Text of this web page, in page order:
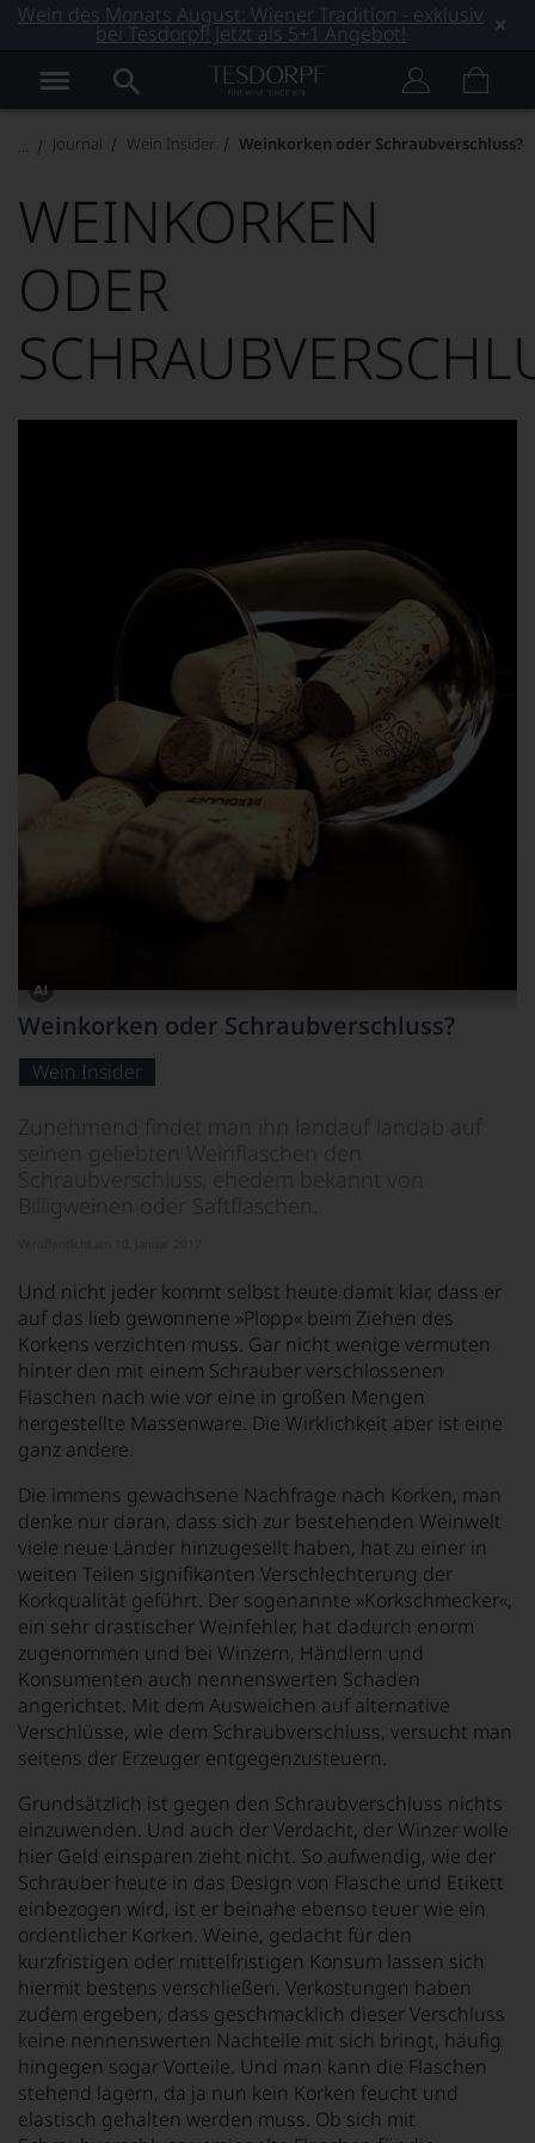
Wein des Monats August: Wiener Tradition - exklusiv
bei Tesdorpf! Jetzt als 5+1 Angebot!
Journal Wein Insider Weinkorken oder Schraubverschluss?
WEINKORKEN
ODER
Dieses
Bild
mithilfe
von
Weinkorken oder Schraubverschluss?
Wein Insider
Und nicht jeder kommt selbst heute damit klar, dass er
auf das lieb gewonnene »Plopp« beim Ziehen des
Korkens verzichten muss. Gar nicht wenige vermuten
hinter den mit einem Schrauber verschlossenen
Flaschen nach wie vor eine in großen Mengen
hergestellte Massenware. Die Wirklichkeit aber ist eine
ganz andere.
Die immens gewachsene Nachfrage nach Korken, man
denke nur daran, dass sich zur bestehenden Weinwelt
viele neue Länder hinzugesellt haben, hat zu einer in
weiten Teilen signifikanten Verschlechterung der
Korkqualität geführt. Der sogenannte »Korkschmecker«,
ein sehr drastischer Weinfehler, hat dadurch enorm
zugenommen und bei Winzern, Händlern und
Konsumenten auch nennenswerten Schaden
angerichtet. Mit dem Ausweichen auf alternative
Verschlüsse, wie dem Schraubverschluss, versucht man
seitens der Erzeuger entgegenzusteuern.
Grundsätzlich ist gegen den Schraubverschluss nichts
einzuwenden. Und auch der Verdacht, der Winzer wolle
hier Geld einsparen zieht nicht. So aufwendig, wie der
Schrauber heute in das Design von Flasche und Etikett
einbezogen wird, ist er beinahe ebenso teuer wie ein
ordentlicher Korken. Weine, gedacht für den
kurzfristigen oder mittelfristigen Konsum lassen sich
hiermit bestens verschließen. Verkostungen haben
zudem ergeben, dass geschmacklich dieser Verschluss
keine nennenswerten Nachteile mit sich bringt, häufig
hingegen sogar Vorteile. Und man kann die Flaschen
stehend lagern, da ja nun kein Korken feucht und
elastisch gehalten werden muss. Ob sich mit